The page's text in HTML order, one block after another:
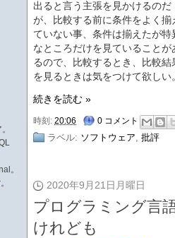
。
出ると言う主張を見かけるのだ
が、比較する前に条件をよく揃
ていない事、条件は揃えたが特
なところだけを見ていることが
るので、比較するとき、比較結
を見るときは気をつけて欲しい
続きを読む »
時刻: 20:06 0 コメント
ラベル: ソフトウェア 批評
2020年9月21日月曜日
プログラミング言
けれども